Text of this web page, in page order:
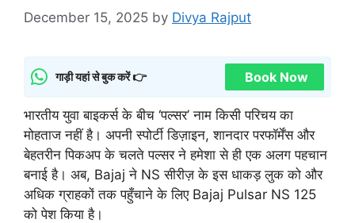
December 15, 2025 by Divya Rajput
गाड़ी यहां से बुक करें 👉 Book Now
भारतीय युवा बाइकर्स के बीच ‘पल्सर’ नाम किसी परिचय का
मोहताज नहीं है। अपनी स्पोर्टी डिज़ाइन, शानदार परफॉर्मेंस और
बेहतरीन पिकअप के चलते पल्सर ने हमेशा से ही एक अलग पहचान
बनाई है। अब, Bajaj ने NS सीरीज़ के इस धाकड़ लुक को और
अधिक ग्राहकों तक पहुँचाने के लिए Bajaj Pulsar NS 125
को पेश किया है।